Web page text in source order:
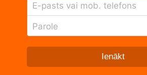
E-pasts vai mob. telefons
Parole
Ienākt